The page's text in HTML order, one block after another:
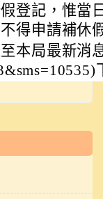
登記，惟當
得申請補休
本局最新消